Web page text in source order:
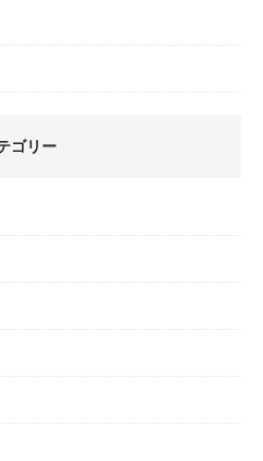
ゴリー